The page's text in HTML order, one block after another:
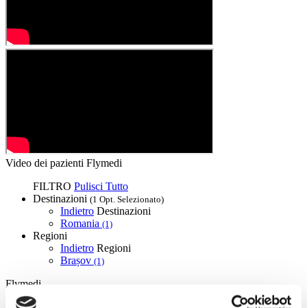
Video dei pazienti Flymedi
FILTRO Pulisci Tutto
Destinazioni (1 Opt. Selezionato)
Indietro Destinazioni
Romania (1)
Regioni
Indietro Regioni
Brașov (1)
Flymedi